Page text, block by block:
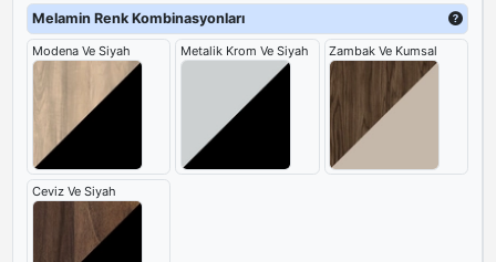
Melamin Renk Kombinasyonları
Modena Ve Siyah Metalik Krom Ve Siyah Zambak Ve Kumsal
Ceviz Ve Siyah